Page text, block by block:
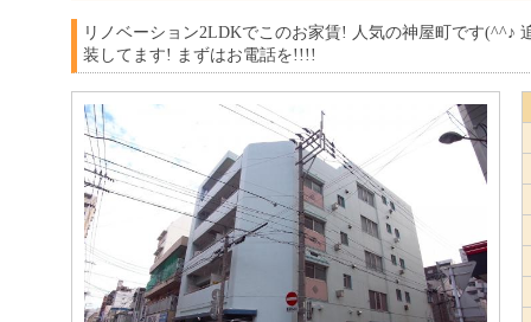
リノベーション2LDKでこのお家賃! 人気の神屋町です(^^♪
装してます! まずはお電話を!!!!